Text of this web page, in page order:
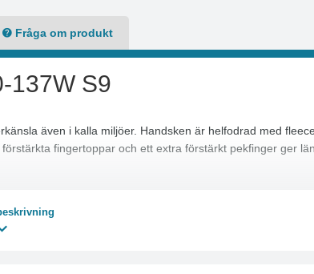
Fråga om produkt
137W S9
även i kalla miljöer. Handsken är helfodrad med
fingertoppar och ett extra förstärkt pekfinger ger